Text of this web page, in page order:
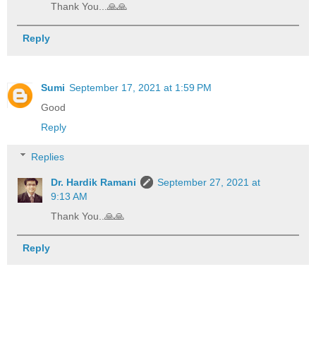
Thank You...🙏🙏
Reply
Sumi September 17, 2021 at 1:59 PM
Good
Reply
Replies
Dr. Hardik Ramani
September 27, 2021 at
9:13 AM
Thank You..🙏🙏
Reply